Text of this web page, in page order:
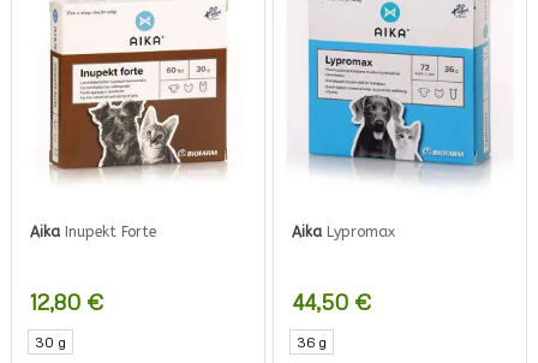
Voit
tehdä
valinnat
Aika Inupekt Forte
12,80 €
30 g
Aika Lypromax
44,50 €
36 g